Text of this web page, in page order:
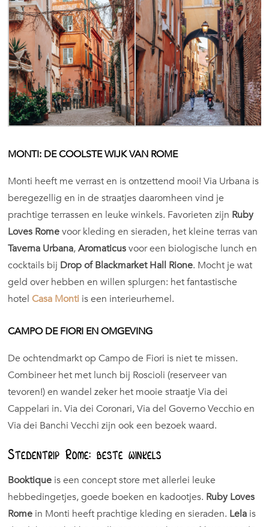
MONTI: DE COOLSTE WIJK VAN ROME
Monti heeft me verrast en is ontzettend mooi! Via Urbana is
beregezellig en in de straatjes daaromheen vind je
prachtige terrassen en leuke winkels. Favorieten zijn Ruby
Loves Romevoor kleding en sieraden, het kleine terras van
Taverna Urbana,Aromaticusvoor een biologische lunch en
cocktails bij Drop of Blackmarket Hall Rione. Mocht je wat
geld over hebben en willen splurgen: het fantastische
hotelCasa Monti is een interieurhemel.
CAMPO DE FIORI EN OMGEVING
De ochtendmarkt op Campo de Fiori is niet te missen.
Combineer het met lunch bij Roscioli (reserveer van
tevoren!) en wandel zeker het mooie straatje Via dei
Cappelari in. Via dei Coronari, Via del Governo Vecchio en
Via dei Banchi Vecchi zijn ook een bezoek waard.
Stedentrip Rome: beste winkels
Booktique is een concept store met allerlei leuke
hebbedingetjes, goede boeken en kadootjes. Ruby Loves
Rome in Monti heeft prachtige kleding en sieraden. Lela is